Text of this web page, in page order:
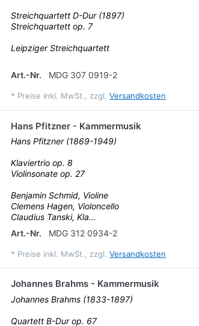
Streichquartett D-Dur (1897)
Streichquartett op. 7
Leipziger Streichquartett
Art.-Nr. MDG 307 0919-2
* Preise inkl. MwSt., zzgl. Versandkosten
Hans Pfitzner - Kammermusik
Hans Pfitzner (1869-1949)
Klaviertrio op. 8
Violinsonate op. 27
Benjamin Schmid, Violine
Clemens Hagen, Violoncello
Claudius Tanski, Kla...
Art.-Nr.
MDG 312 0934-2
* Preise inkl. MwSt., zzgl. Versandkosten
Johannes Brahms - Kammermusik
Johannes Brahms (1833-1897)
Quartett B-Dur op. 67